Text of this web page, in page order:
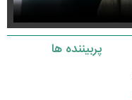
پربیننده ها